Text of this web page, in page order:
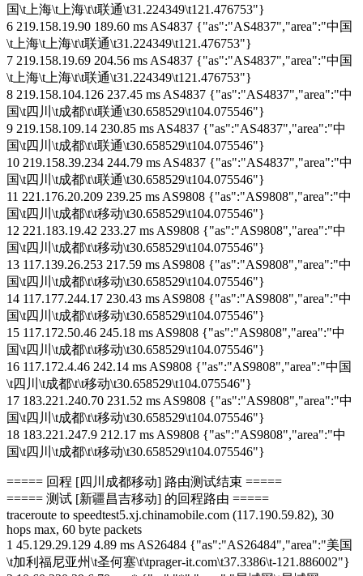
国\t上海\t上海\t\t联通\t31.224349\t121.476753"}
6 219.158.19.90 189.60 ms AS4837 {"as":"AS4837","area":"中国
\t上海\t上海\t\t联通\t31.224349\t121.476753"}
7 219.158.19.69 204.56 ms AS4837 {"as":"AS4837","area":"中国
\t上海\t上海\t\t联通\t31.224349\t121.476753"}
8 219.158.104.126 237.45 ms AS4837 {"as":"AS4837","area":"中
国\t四川\t成都\t\t联通\t30.658529\t104.075546"}
9 219.158.109.14 230.85 ms AS4837 {"as":"AS4837","area":"中
国\t四川\t成都\t\t联通\t30.658529\t104.075546"}
10 219.158.39.234 244.79 ms AS4837 {"as":"AS4837","area":"中
国\t四川\t成都\t\t联通\t30.658529\t104.075546"}
11 221.176.20.209 239.25 ms AS9808 {"as":"AS9808","area":"中
国\t四川\t成都\t\t移动\t30.658529\t104.075546"}
12 221.183.19.42 233.27 ms AS9808 {"as":"AS9808","area":"中
国\t四川\t成都\t\t移动\t30.658529\t104.075546"}
13 117.139.26.253 217.59 ms AS9808 {"as":"AS9808","area":"中
国\t四川\t成都\t\t移动\t30.658529\t104.075546"}
14 117.177.244.17 230.43 ms AS9808 {"as":"AS9808","area":"中
国\t四川\t成都\t\t移动\t30.658529\t104.075546"}
15 117.172.50.46 245.18 ms AS9808 {"as":"AS9808","area":"中
国\t四川\t成都\t\t移动\t30.658529\t104.075546"}
16 117.172.4.46 242.14 ms AS9808 {"as":"AS9808","area":"中国
\t四川\t成都\t\t移动\t30.658529\t104.075546"}
17 183.221.240.70 231.52 ms AS9808 {"as":"AS9808","area":"中
国\t四川\t成都\t\t移动\t30.658529\t104.075546"}
18 183.221.247.9 212.17 ms AS9808 {"as":"AS9808","area":"中
国\t四川\t成都\t\t移动\t30.658529\t104.075546"}
===== 回程 [四川成都移动] 路由测试结束 =====
===== 测试 [新疆昌吉移动] 的回程路由 =====
traceroute to speedtest5.xj.chinamobile.com (117.190.59.82), 30
hops max, 60 byte packets
1 45.129.29.129 4.89 ms AS26484 {"as":"AS26484","area":"美国
\t加利福尼亚州\t圣何塞\t\tprager-it.com\t37.3386\t-121.886002"}